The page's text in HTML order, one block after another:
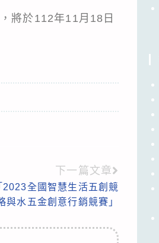
將於112年11月18日
下一篇文章
全國智慧生活五創競
與水五金創意行銷競賽」